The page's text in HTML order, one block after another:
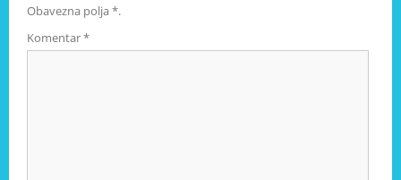
Obavezna polja*.
Komentar*